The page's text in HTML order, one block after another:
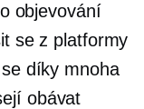
objevování
se z platformy
díky mnoha
obávat